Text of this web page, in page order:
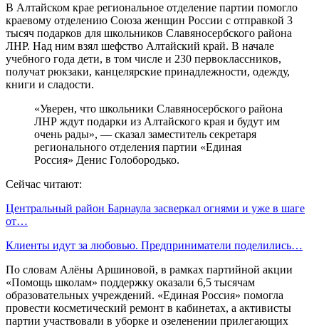
В Алтайском крае региональное отделение партии помогло
краевому отделению Союза женщин России с отправкой 3
тысяч подарков для школьников Славяносербского района
ЛНР. Над ним взял шефство Алтайский край. В начале
учебного года дети, в том числе и 230 первоклассников,
получат рюкзаки, канцелярские принадлежности, одежду,
книги и сладости.
«Уверен, что школьники Славяносербского района
ЛНР ждут подарки из Алтайского края и будут им
очень рады», — сказал заместитель секретаря
регионального отделения партии «Единая
Россия» Денис Голобородько.
Сейчас читают:
Центральный район Барнаула засверкал огнями и уже в шаге
от…
Клиенты идут за любовью. Предприниматели поделились…
По словам Алёны Аршиновой, в рамках партийной акции
«Помощь школам» поддержку оказали 6,5 тысячам
образовательных учреждений. «Единая Россия» помогла
провести косметический ремонт в кабинетах, а активисты
партии участвовали в уборке и озеленении прилегающих